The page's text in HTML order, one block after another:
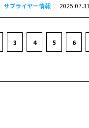
サプライヤー情報 2025.07.31
3 4 5 6